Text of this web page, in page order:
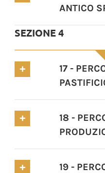
ANTICO
SEZIONE 4
17 -
18 -
19 -